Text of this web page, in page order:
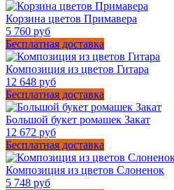
Корзина цветов Примавера
5 760 руб
Бесплатная доставка
Композиция из цветов Гитара
12 648 руб
Бесплатная доставка
Большой букет ромашек Закат
12 672 руб
Бесплатная доставка
Композиция из цветов Слоненок
5 748 руб